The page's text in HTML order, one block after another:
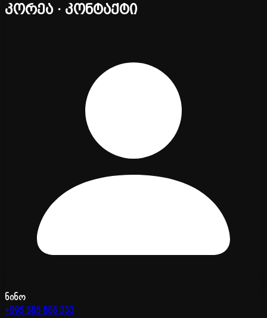
კორეა · კონტაქტი
ნინო
+995 585 888 333